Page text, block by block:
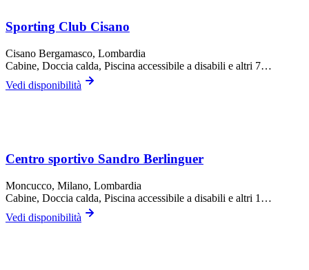
Sporting Club Cisano
Cisano Bergamasco, Lombardia
Cabine, Doccia calda, Piscina accessibile a disabili e altri 7…
Vedi disponibilità
Centro sportivo Sandro Berlinguer
Moncucco, Milano, Lombardia
Cabine, Doccia calda, Piscina accessibile a disabili e altri 1…
Vedi disponibilità